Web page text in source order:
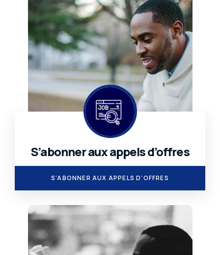
S’abonner aux appels d’offres
.
S’ABONNER AUX APPELS D’OFFRES